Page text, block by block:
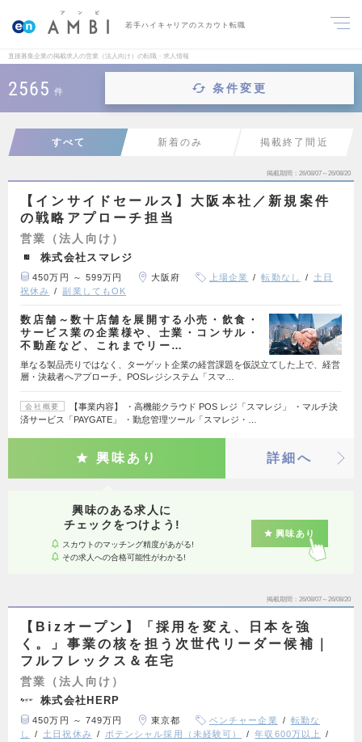
若手ハイキャリアのスカウト転職
直接募集企業の掲載求人の営業（法人向け）の転職・求人情報
2565 件 条件変更
すべて 新着のみ 掲載終了間近
掲載期間 26/08/07～26/08/20
【インサイドセールス】大阪本社／新規案件
の戦略アプローチ担当
営業（法人向け）
株式会社スマレジ
450万円 ～ 599万円 大阪府 上場企業 転勤なし
土日
祝休み
副業してもOK
数店舗～数十店舗を展開する小売・飲食・
サービス業の企業様や、士業・コンサル・
不動産など、これまでリー…
単なる製品売りではなく、ターゲット企業の経営課題を仮説立てした上で、経営
層・決裁者へアプローチ。POSレジシステム「スマ…
会社概要
【事業内容】 ・高機能クラウド POS レジ「スマレジ」 ・マルチ決
済サービス「PAYGATE」 ・勤怠管理ツール「スマレジ・…
興味あり 詳細へ
興味のある求人に
チェックをつけよう!
スカウトのマッチング精度があがる!
その求人への合格可能性がわかる!
興味あり
掲載期間 26/08/07～26/08/20
【Bizオープン】「採用を変え、日本を強
く。」事業の核を担う次世代リーダー候補｜
フルフレックス＆在宅
営業（法人向け）
株式会社HERP
450万円 ～ 749万円 東京都 ベンチャー企業
転勤な
し
土日祝休み ポテンシャル採用（未経験可）
年収600万以上